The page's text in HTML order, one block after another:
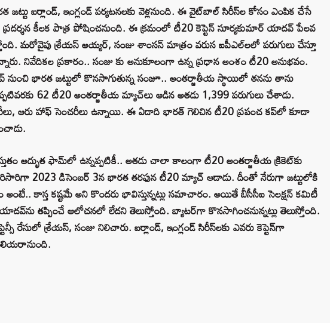
జట్టు ఐర్లాండ్, ఇంగ్లండ్ పర్యటనలకు వెళ్లనుంది. ఈ వైట్‌బాల్ సిరీస్‌ల కోసం ఎంపిక చేసే
కీలక పాత్ర పోషించనుంది. ఈ క్రమంలో టీ20 కెప్టెన్ సూర్యకుమార్ యాదవ్ పేలవ
మరోవైపు శ్రేయస్ అయ్యర్, సంజు శాంసన్ మాత్రం వరుస ఐపీఎల్‌లలో పరుగులు చేస్తూ
నివేదికల ప్రకారం.. సంజు కు అనుకూలంగా ఉన్న ప్రధాన అంశం టీ20 అనుభవం.
నుంచి భారత జట్టులో కొనసాగుతున్న సంజూ.. అంతర్జాతీయ స్థాయిలో తనను తాను
62 టీ20 అంతర్జాతీయ మ్యాచ్‌లు ఆడిన అతడు 1,399 పరుగులు చేశాడు.
ఆరు హాఫ్ సెంచరీలు ఉన్నాయి. ఈ ఏడాది భారత్ గెలిచిన టీ20 ప్రపంచ కప్‌లో కూడా
అద్భుత ఫామ్‌లో ఉన్నప్పటికీ.. అతడు చాలా కాలంగా టీ20 అంతర్జాతీయ క్రికెట్‌కు
2023 డిసెంబర్ 3న భారత తరఫున టీ20 మ్యాచ్ ఆడాడు. దీంతో నేరుగా జట్టులోకి
అంటే.. కాస్త కష్టమే అని కొందరు భావిస్తున్నట్లు సమాచారం. అయితే బీసీసీఐ సెలక్షన్ కమిటీ
తప్పించే ఆలోచనలో లేదని తెలుస్తోంది. బ్యాటర్‌గా కొనసాగించనున్నట్లు తెలుస్తోంది.
రేసులో శ్రేయస్, సంజు నిలిచారు. ఐర్లాండ్, ఇంగ్లండ్ సిరీస్‌లకు ఎవరు కెప్టెన్‌గా